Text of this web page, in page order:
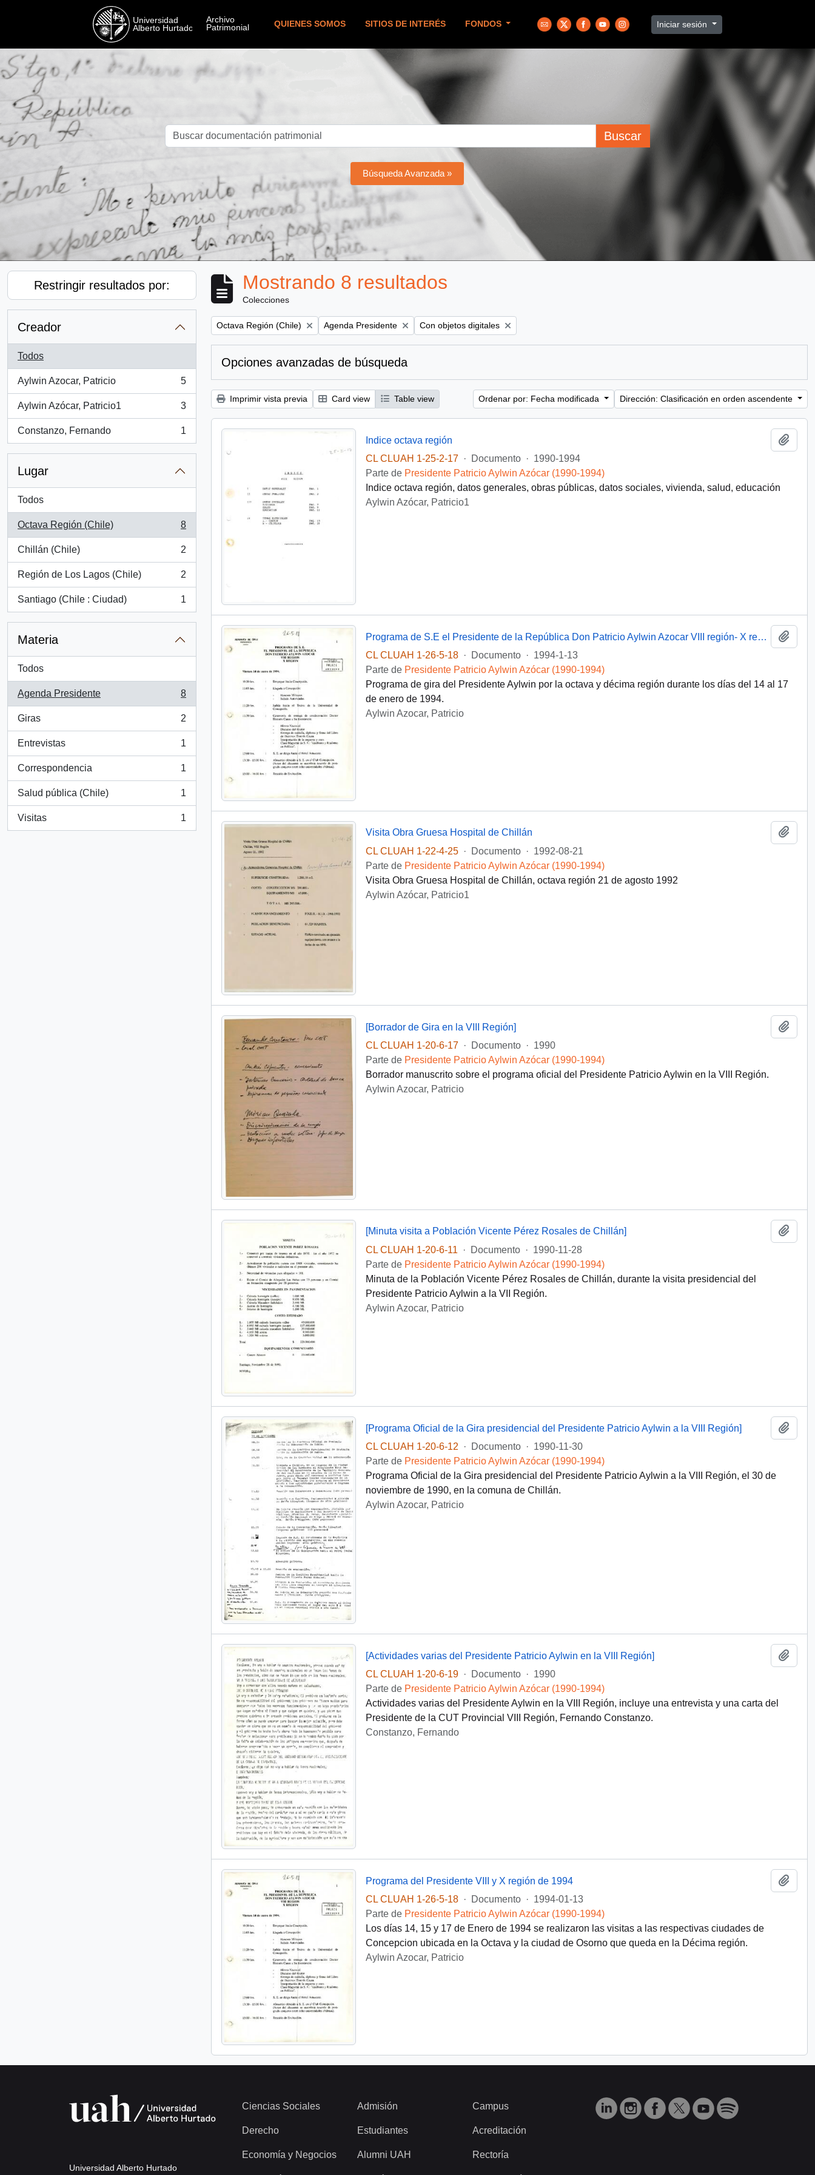
QUIENES SOMOS SITIOS DE INTERÉS FONDOS Iniciar sesión
Buscar
Búsqueda Avanzada »
Restringir resultados por:
Creador
Todos
Aylwin Azocar, Patricio
, 5 resultados
5
Aylwin Azócar, Patricio1
, 3 resultados
3
Constanzo, Fernando
, 1 resultados
1
Lugar
Todos
Octava Región (Chile)
, 8 resultados
8
Chillán (Chile)
, 2 resultados
2
Región de Los Lagos (Chile)
, 2 resultados
2
Santiago (Chile : Ciudad)
, 1 resultados
1
Materia
Todos
Agenda Presidente
, 8 resultados
8
Giras
, 2 resultados
2
Entrevistas
, 1 resultados
1
Correspondencia
, 1 resultados
1
Salud pública (Chile)
, 1 resultados
1
Visitas
, 1 resultados
1
Mostrando 8 resultados
Colecciones
Remove filter:
Octava Región (Chile) Remove filter:
Agenda Presidente Remove filter:
Con objetos digitales
Opciones avanzadas de búsqueda
Imprimir vista previa Card view Table view Ordenar por: Fecha modificada Dirección: Clasificación en orden ascendente
Indice octava región
CL CLUAH 1-25-2-17
· Documento · 1990-1994
Parte de Presidente Patricio Aylwin Azócar (1990-1994)
Indice octava región, datos generales, obras públicas, datos sociales, vivienda, salud, educación
Aylwin Azócar, Patricio1
Programa de S.E el Presidente de la República Don Patricio Aylwin Azocar VIII región- X región.
CL CLUAH 1-26-5-18
· Documento · 1994-1-13
Parte de Presidente Patricio Aylwin Azócar (1990-1994)
Programa de gira del Presidente Aylwin por la octava y décima región durante los días del 14 al 17
de enero de 1994.
Aylwin Azocar, Patricio
Visita Obra Gruesa Hospital de Chillán
CL CLUAH 1-22-4-25
· Documento · 1992-08-21
Parte de Presidente Patricio Aylwin Azócar (1990-1994)
Visita Obra Gruesa Hospital de Chillán, octava región 21 de agosto 1992
Aylwin Azócar, Patricio1
[Borrador de Gira en la VIII Región]
CL CLUAH 1-20-6-17
· Documento · 1990
Parte de Presidente Patricio Aylwin Azócar (1990-1994)
Borrador manuscrito sobre el programa oficial del Presidente Patricio Aylwin en la VIII Región.
Aylwin Azocar, Patricio
[Minuta visita a Población Vicente Pérez Rosales de Chillán]
CL CLUAH 1-20-6-11
· Documento · 1990-11-28
Parte de Presidente Patricio Aylwin Azócar (1990-1994)
Minuta de la Población Vicente Pérez Rosales de Chillán, durante la visita presidencial del
Presidente Patricio Aylwin a la VII Región.
Aylwin Azocar, Patricio
[Programa Oficial de la Gira presidencial del Presidente Patricio Aylwin a la VIII Región]
CL CLUAH 1-20-6-12
· Documento · 1990-11-30
Parte de Presidente Patricio Aylwin Azócar (1990-1994)
Programa Oficial de la Gira presidencial del Presidente Patricio Aylwin a la VIII Región, el 30 de
noviembre de 1990, en la comuna de Chillán.
Aylwin Azocar, Patricio
[Actividades varias del Presidente Patricio Aylwin en la VIII Región]
CL CLUAH 1-20-6-19
· Documento · 1990
Parte de Presidente Patricio Aylwin Azócar (1990-1994)
Actividades varias del Presidente Aylwin en la VIII Región, incluye una entrevista y una carta del
Presidente de la CUT Provincial VIII Región, Fernando Constanzo.
Constanzo, Fernando
Programa del Presidente VIII y X región de 1994
CL CLUAH 1-26-5-18
· Documento · 1994-01-13
Parte de Presidente Patricio Aylwin Azócar (1990-1994)
Los días 14, 15 y 17 de Enero de 1994 se realizaron las visitas a las respectivas ciudades de
Concepcion ubicada en la Octava y la ciudad de Osorno que queda en la Décima región.
Aylwin Azocar, Patricio
Universidad Alberto Hurtado
Ciencias Sociales
Derecho
Economía y Negocios
Admisión
Estudiantes
Alumni UAH
Campus
Acreditación
Rectoría